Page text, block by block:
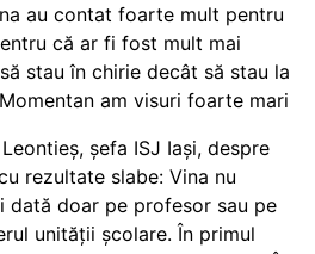
au contat foarte mult pentru
că ar fi fost mult mai
stau în chirie decât să stau la
am visuri foarte mari
șefa ISJ Iași, despre
rezultate slabe: Vina nu
dată doar pe profesor sau pe
unității școlare. În primul